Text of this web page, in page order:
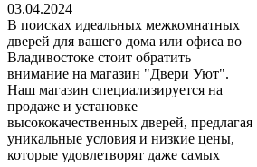
03.04.2024
В поисках идеальных межкомнатных
дверей для вашего дома или офиса во
Владивостоке стоит обратить
внимание на магазин "Двери Уют".
Наш магазин специализируется на
продаже и установке
высококачественных дверей, предлагая
уникальные условия и низкие цены,
которые удовлетворят даже самых